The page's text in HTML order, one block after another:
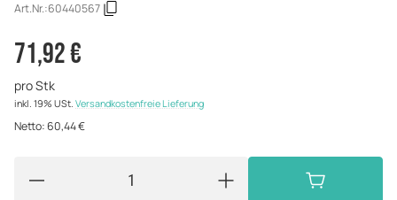
Art.Nr.:60440567
71,92 €
pro Stk
inkl. 19% USt. Versandkostenfreie Lieferung
Netto:60,44 €